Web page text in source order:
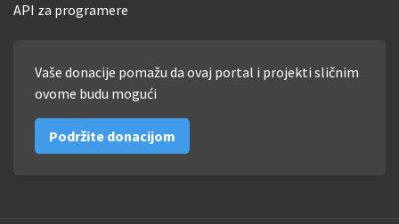
API za programere
Vaše donacije pomažu da ovaj portal i projekti sličnim
ovome budu mogući
Podržite donacijom